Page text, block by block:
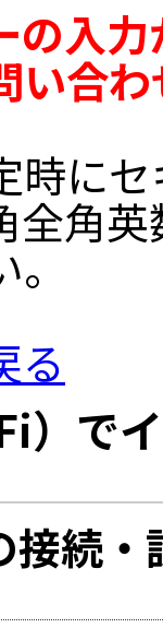
の入
い合
時に
全角
る
）で
続・